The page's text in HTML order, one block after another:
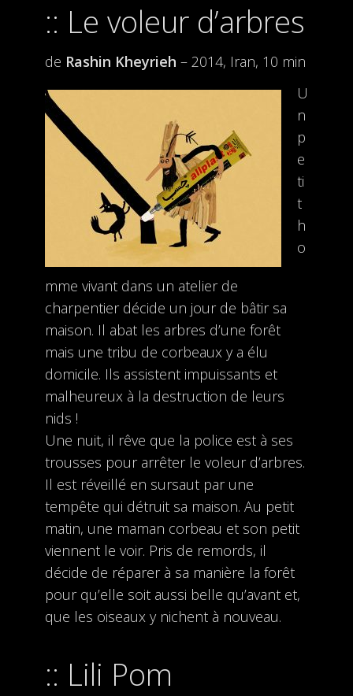
Le voleur d’arbres
de Rashin Kheyrieh – 2014, Iran, 10 min
U
n
p
e
ti
t
h
o
mme vivant dans un atelier de
charpentier décide un jour de bâtir sa
maison. Il abat les arbres d’une forêt
mais une tribu de corbeaux y a élu
domicile. Ils assistent impuissants et
malheureux à la destruction de leurs
nids !
Une nuit, il rêve que la police est à ses
trousses pour arrêter le voleur d’arbres.
Il est réveillé en sursaut par une
tempête qui détruit sa maison. Au petit
matin, une maman corbeau et son petit
viennent le voir. Pris de remords, il
décide de réparer à sa manière la forêt
pour qu’elle soit aussi belle qu’avant et,
que les oiseaux y nichent à nouveau.
Lili Pom